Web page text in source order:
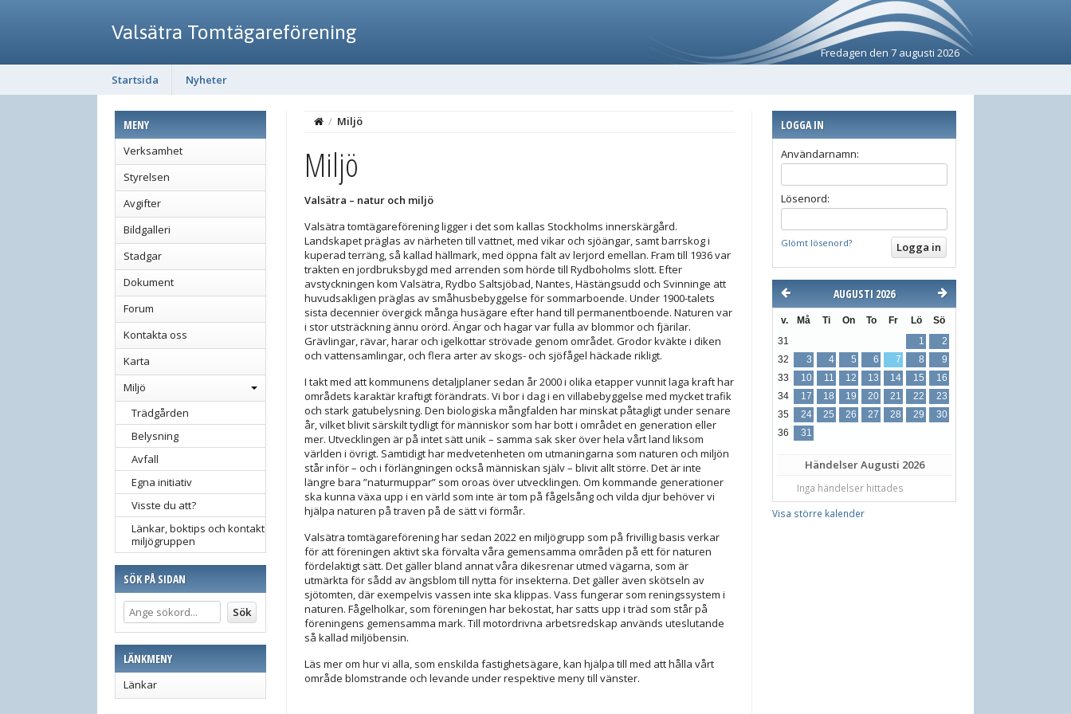
Valsätra Tomtägareförening
Fredagen den 7 augusti 2026
Startsida
Nyheter
MENY
Verksamhet
Styrelsen
Avgifter
Bildgalleri
Stadgar
Dokument
Forum
Kontakta oss
Karta
Miljö
Trädgården
Belysning
Avfall
Egna initiativ
Visste du att?
Länkar, boktips och kontakt
miljögruppen
SÖK PÅ SIDAN
LÄNKMENY
Länkar
LOGGA IN
Användarnamn:
Lösenord:
Glömt lösenord?
AUGUSTI 2026
v. Må Ti On To Fr Lö Sö
31 1
2
32
3 4 5 6 7 8
9
33
10 11 12 13 14 15
16
34
17 18 19 20 21 22
23
35
24 25 26 27 28 29
30
36
31
HändelserAugusti 2026
Inga händelser hittades
Visa större kalender
/ Miljö
Miljö
Valsätra – natur och miljö
Valsätra tomtägareförening ligger i det som kallas Stockholms innerskärgård.
Landskapet präglas av närheten till vattnet, med vikar och sjöängar, samt barrskog i
kuperad terräng, så kallad hällmark, med öppna fält av lerjord emellan. Fram till 1936 var
trakten en jordbruksbygd med arrenden som hörde till Rydboholms slott. Efter
avstyckningen kom Valsätra, Rydbo Saltsjöbad, Nantes, Hästängsudd och Svinninge att
huvudsakligen präglas av småhusbebyggelse för sommarboende. Under 1900-talets
sista decennier övergick många husägare efter hand till permanentboende. Naturen var
i stor utsträckning ännu orörd. Ängar och hagar var fulla av blommor och fjärilar.
Grävlingar, rävar, harar och igelkottar strövade genom området. Grodor kväkte i diken
och vattensamlingar, och flera arter av skogs- och sjöfågel häckade rikligt.
I takt med att kommunens detaljplaner sedan år 2000 i olika etapper vunnit laga kraft har
områdets karaktär kraftigt förändrats. Vi bor i dag i en villabebyggelse med mycket trafik
och stark gatubelysning. Den biologiska mångfalden har minskat påtagligt under senare
år, vilket blivit särskilt tydligt för människor som har bott i området en generation eller
mer. Utvecklingen är på intet sätt unik – samma sak sker över hela vårt land liksom
världen i övrigt. Samtidigt har medvetenheten om utmaningarna som naturen och miljön
står inför – och i förlängningen också människan själv – blivit allt större. Det är inte
längre bara ”naturmuppar” som oroas över utvecklingen. Om kommande generationer
ska kunna växa upp i en värld som inte är tom på fågelsång och vilda djur behöver vi
hjälpa naturen på traven på de sätt vi förmår.
Valsätra tomtägareförening har sedan 2022 en miljögrupp som på frivillig basis verkar
för att föreningen aktivt ska förvalta våra gemensamma områden på ett för naturen
fördelaktigt sätt. Det gäller bland annat våra dikesrenar utmed vägarna, som är
utmärkta för sådd av ängsblom till nytta för insekterna. Det gäller även skötseln av
sjötomten, där exempelvis vassen inte ska klippas. Vass fungerar som reningssystem i
naturen. Fågelholkar, som föreningen har bekostat, har satts upp i träd som står på
föreningens gemensamma mark. Till motordrivna arbetsredskap används uteslutande
så kallad miljöbensin.
Läs mer om hur vi alla, som enskilda fastighetsägare, kan hjälpa till med att hålla vårt
område blomstrande och levande under respektive meny till vänster.